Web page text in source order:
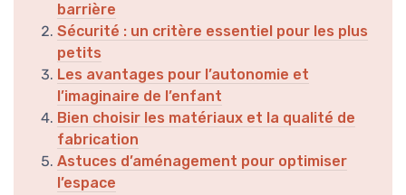
barrière
Sécurité : un critère essentiel pour les plus
petits
Les avantages pour l’autonomie et
l’imaginaire de l’enfant
Bien choisir les matériaux et la qualité de
fabrication
Astuces d’aménagement pour optimiser
l’espace